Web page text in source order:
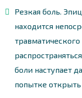
Резкая боль.
находится
боли наступает
попытке открыть